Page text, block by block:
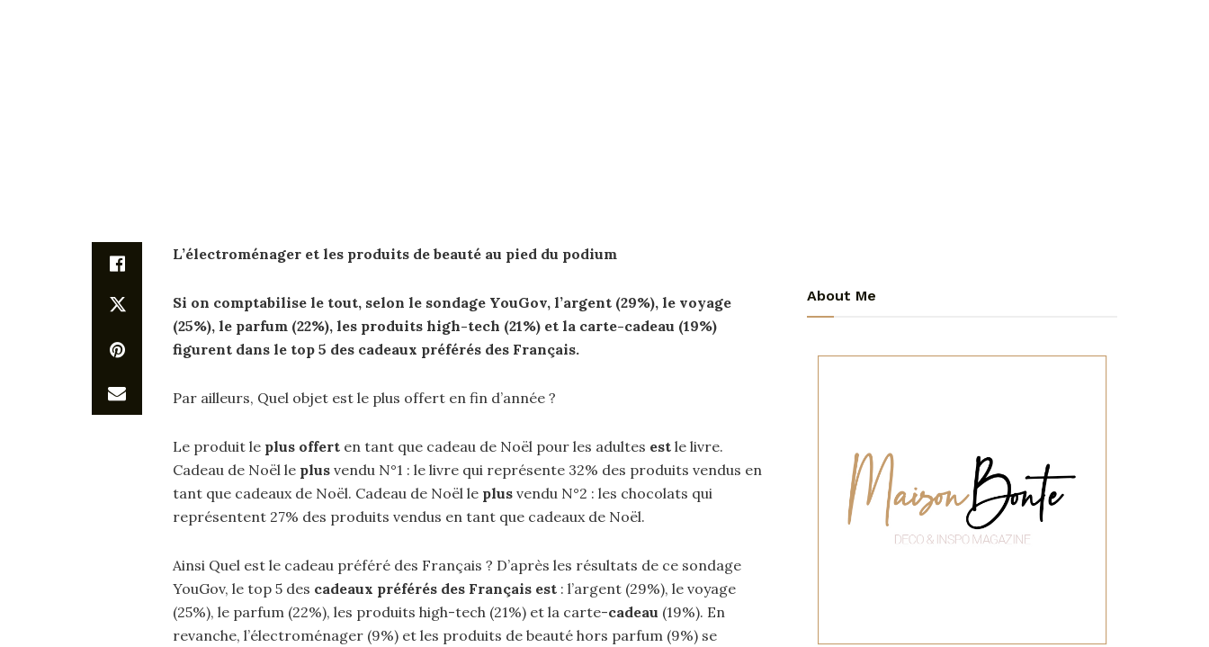
L’électroménager et les produits de beauté au pied du podium
Si on comptabilise le tout, selon le sondage YouGov, l’argent (29%), le voyage
(25%), le parfum (22%), les produits high-tech (21%) et la carte-cadeau (19%)
figurent dans le top 5 des cadeaux préférés des Français.
Par ailleurs, Quel objet est le plus offert en fin d’année ?
Le produit le plus offert en tant que cadeau de Noël pour les adultes est le livre.
Cadeau de Noël le plus vendu N°1 : le livre qui représente 32% des produits vendus en
tant que cadeaux de Noël. Cadeau de Noël le plus vendu N°2 : les chocolats qui
représentent 27% des produits vendus en tant que cadeaux de Noël.
Ainsi Quel est le cadeau préféré des Français ? D’après les résultats de ce sondage
YouGov, le top 5 des cadeaux préférés des Français est : l’argent (29%), le voyage
(25%), le parfum (22%), les produits high-tech (21%) et la carte-cadeau (19%). En
revanche, l’électroménager (9%) et les produits de beauté hors parfum (9%) se
About Me